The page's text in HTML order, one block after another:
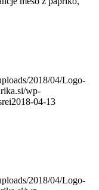
2018/04/Logo-
wp-
2018-04-13
2018/04/Logo-